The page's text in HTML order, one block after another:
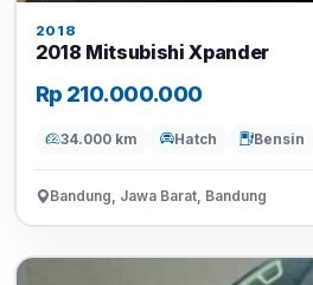
2018
2018 Mitsubishi Xpander
Rp 210.000.000
34.000 km Hatch Bensin
Bandung, Jawa Barat, Bandung